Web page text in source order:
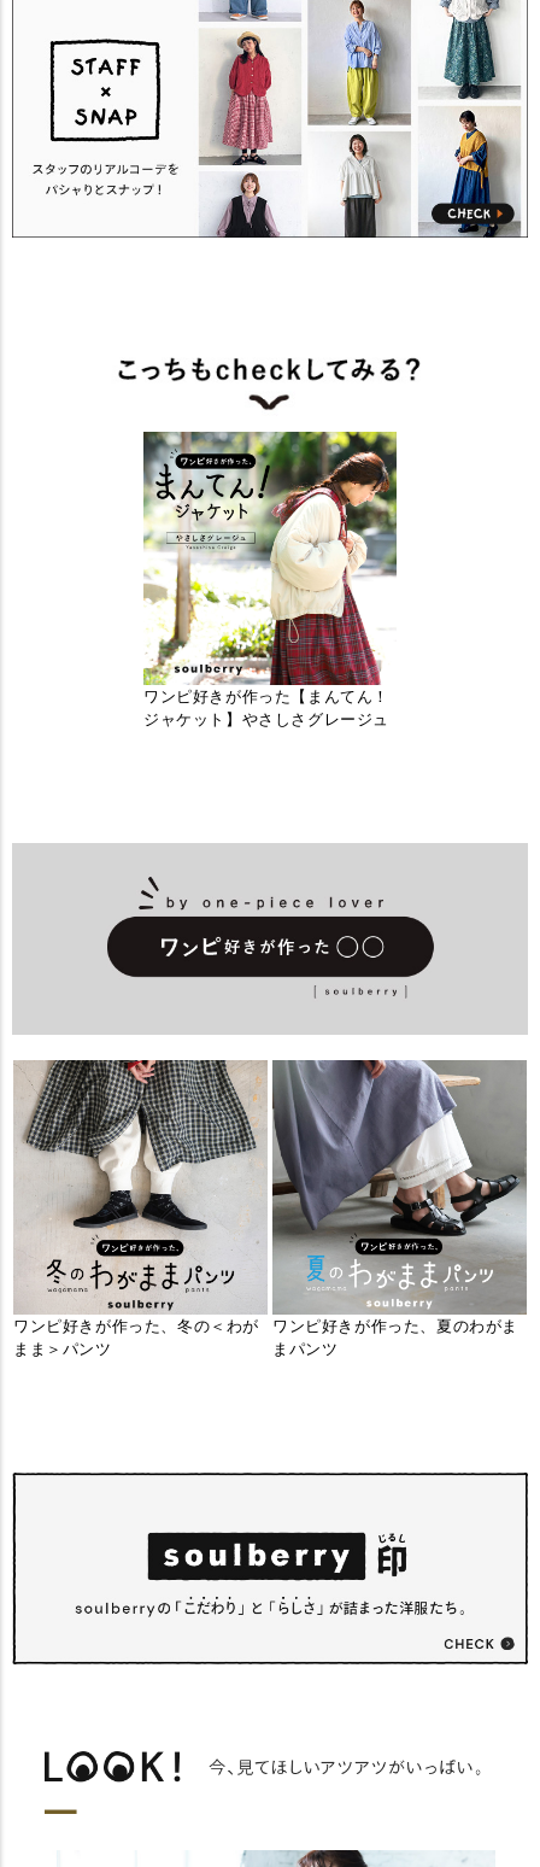
ワンピ好きが作った【まんてん！
ジャケット】やさしさグレージュ
ワンピ好きが作った、冬の＜わが
まま＞パンツ
ワンピ好きが作った、夏のわがま
まパンツ